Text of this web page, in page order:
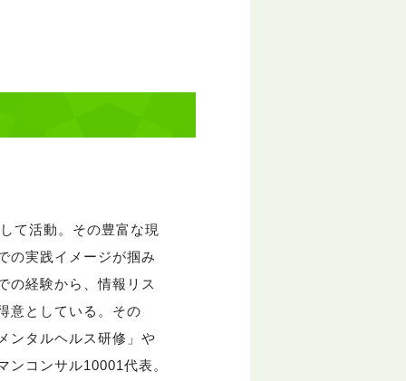
て活動。その豊富な現
の実践イメージが掴み
の経験から、情報リス
意としている。その
ンタルヘルス研修」や
コンサル10001代表。